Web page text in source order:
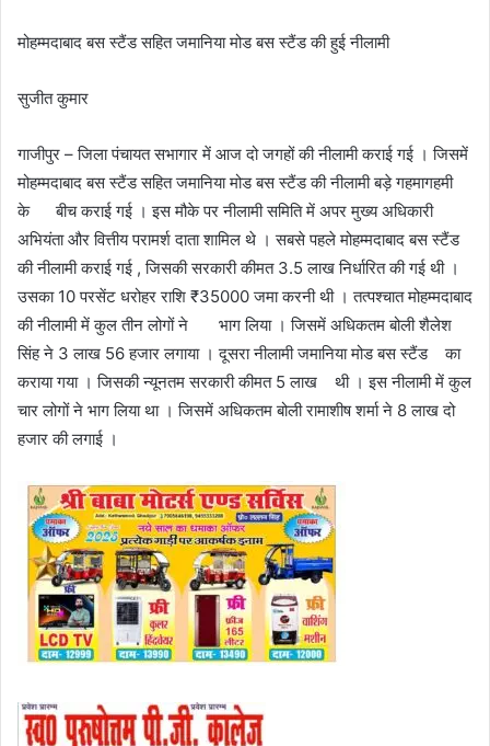
मोहम्मदाबाद बस स्टैंड सहित जमानिया मोड बस स्टैंड की हुई नीलामी
सुजीत कुमार
गाजीपुर – जिला पंचायत सभागार में आज दो जगहों की नीलामी कराई गई । जिसमें
मोहम्मदाबाद बस स्टैंड सहित जमानिया मोड बस स्टैंड की नीलामी बड़े गहमागहमी
के बीच कराई गई । इस मौके पर नीलामी समिति में अपर मुख्य अधिकारी
अभियंता और वित्तीय परामर्श दाता शामिल थे । सबसे पहले मोहम्मदाबाद बस स्टैंड
की नीलामी कराई गई , जिसकी सरकारी कीमत 3.5 लाख निर्धारित की गई थी ।
उसका 10 परसेंट धरोहर राशि ₹35000 जमा करनी थी । तत्पश्चात मोहम्मदाबाद
की नीलामी में कुल तीन लोगों ने भाग लिया । जिसमें अधिकतम बोली शैलेश
सिंह ने 3 लाख 56 हजार लगाया । दूसरा नीलामी जमानिया मोड बस स्टैंड का
कराया गया । जिसकी न्यूनतम सरकारी कीमत 5 लाख थी । इस नीलामी में कुल
चार लोगों ने भाग लिया था । जिसमें अधिकतम बोली रामाशीष शर्मा ने 8 लाख दो
हजार की लगाई ।